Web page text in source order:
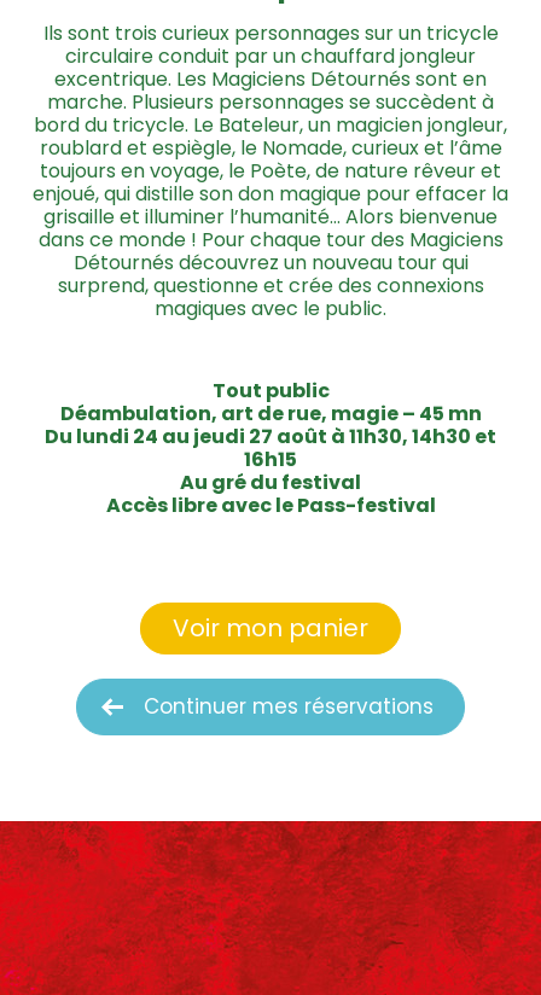
Ils sont trois curieux personnages sur un tricycle
circulaire conduit par un chauffard jongleur
excentrique. Les Magiciens Détournés sont en
marche. Plusieurs personnages se succèdent à
bord du tricycle. Le Bateleur, un magicien jongleur,
roublard et espiègle, le Nomade, curieux et l’âme
toujours en voyage, le Poète, de nature rêveur et
enjoué, qui distille son don magique pour effacer la
grisaille et illuminer l’humanité… Alors bienvenue
dans ce monde ! Pour chaque tour des Magiciens
Détournés découvrez un nouveau tour qui
surprend, questionne et crée des connexions
magiques avec le public.
Tout public
Déambulation, art de rue, magie – 45 mn
Du lundi 24 au jeudi 27 août à 11h30, 14h30 et
16h15
Au gré du festival
Accès libre avec le Pass-festival
Continuer mes réservations
Voir mon panier